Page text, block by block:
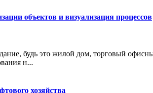
объектов и визуализация процессов
будь это жилой дом, торговый
н...
хозяйства